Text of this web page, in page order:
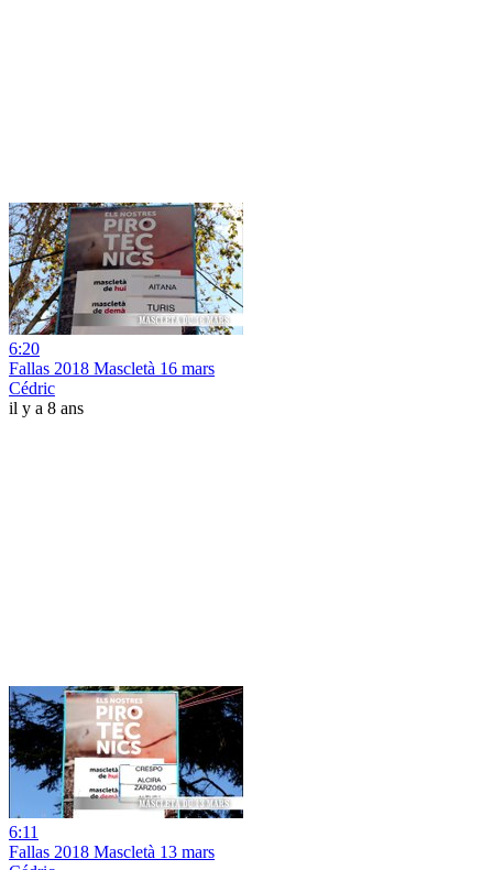
6:20
Fallas 2018 Mascletà 16 mars
Cédric
il y a 8 ans
6:11
Fallas 2018 Mascletà 13 mars